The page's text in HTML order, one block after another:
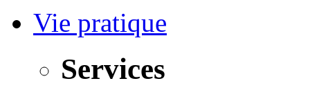
Vie pratique
Services